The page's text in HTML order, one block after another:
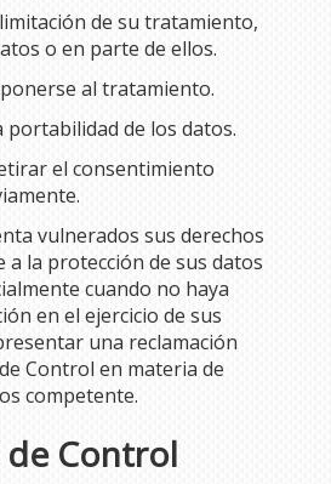
de su tratamiento,
o en parte de ellos.
al tratamiento.
portabilidad de los datos.
el consentimiento
vulnerados sus derechos
a la protección de sus datos
cuando no haya
en el ejercicio de sus
una reclamación
Control en materia de
competente.
Control